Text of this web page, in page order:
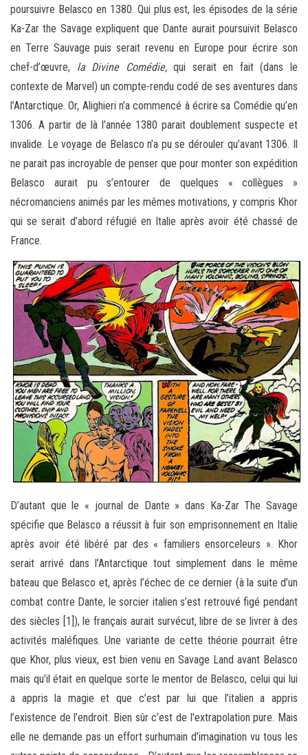
poursuivre Belasco en 1380. Qui plus est, les épisodes de la série
Ka-Zar the Savage expliquent que Dante aurait poursuivit Belasco
en Terre Sauvage puis serait revenu en Europe pour écrire son
chef-d’œuvre, la Divine Comédie,qui serait en fait (dans le
contexte de Marvel) un compte-rendu codé de ses aventures dans
l’Antarctique. Or, Alighieri n’a commencé à écrire sa Comédie qu’en
1306. A partir de là l’année 1380 parait doublement suspecte et
invalide. Le voyage de Belasco n’a pu se dérouler qu’avant 1306. Il
ne parait pas incroyable de penser que pour monter son expédition
Belasco aurait pu s’entourer de quelques « collègues »
nécromanciens animés par les mêmes motivations, y compris Khor
qui se serait d’abord réfugié en Italie après avoir été chassé de
France.
D’autant que le « journal de Dante » dans Ka-Zar The Savage
spécifie que Belasco a réussit à fuir son emprisonnement en Italie
après avoir été libéré par des « familiers ensorceleurs ». Khor
serait arrivé dans l’Antarctique tout simplement dans le même
bateau que Belasco et, après l’échec de ce dernier (à la suite d’un
combat contre Dante, le sorcier italien s’est retrouvé figé pendant
des siècles [1]), le français aurait survécut, libre de se livrer à des
activités maléfiques. Une variante de cette théorie pourrait être
que Khor, plus vieux, est bien venu en Savage Land avant Belasco
mais qu’il était en quelque sorte le mentor de Belasco, celui qui lui
a appris la magie et que c’est par lui que l’italien a appris
l’existence de l’endroit. Bien sûr c’est de l’extrapolation pure. Mais
elle ne demande pas un effort surhumain d’imagination vu tous les